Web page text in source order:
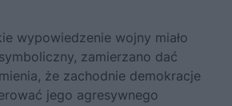
wypowiedzenie wojny miało
zamierzano dać
że zachodnie demokracje
jego agresywnego